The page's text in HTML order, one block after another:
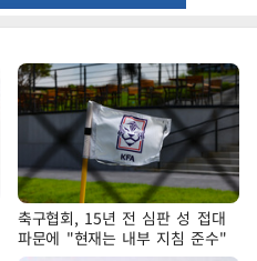
축구협회, 15년 전 심판 성 접대
파문에 "현재는 내부 지침 준수"